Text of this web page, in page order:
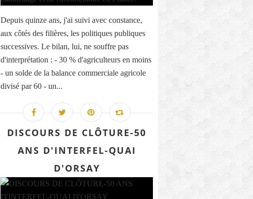
Depuis quinze ans, j'ai suivi avec constance,
aux côtés des filières, les politiques publiques
successives. Le bilan, lui, ne souffre pas
d'interprétation : - 30 % d'agriculteurs en moins
- un solde de la balance commerciale agricole
divisé par 60 - un...
DISCOURS DE CLÔTURE-50
ANS D'INTERFEL-QUAI
D'ORSAY